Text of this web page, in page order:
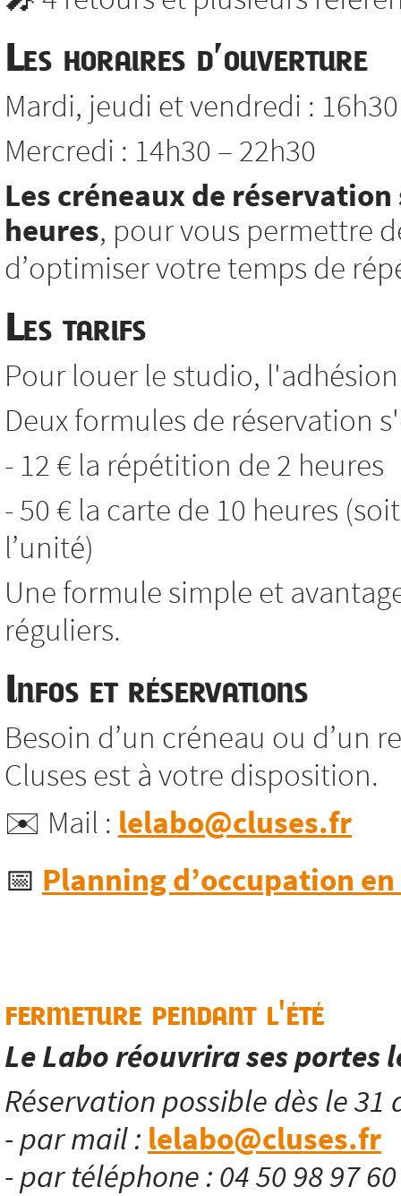
Les horaires d’ouverture
Mardi, jeudi et vendredi :
Mercredi : 14h30 – 22h30
Les créneaux de
heures, pour vous permettre
d’optimiser votre temps de
Les tarifs
Pour louer le studio,
Deux formules de réservation
- 12 € la répétition de 2 heures
- 50 € la carte de 10 heures
l’unité)
Une formule simple et
réguliers.
Infos et réservations
Besoin d’un créneau ou d’un
Cluses est à votre disposition.
✉️ Mail : lelabo@cluses.fr
📅 Planning d’occupation
fermeture pendant l'été
Le Labo réouvrira ses portes
Réservation possible dès le 31
- par mail : lelabo@cluses.fr
- par téléphone : 04 50 98 97